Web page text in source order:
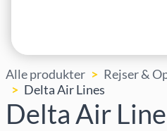
Alle produkter
Rejser &
Delta Air Lines
Delta Air